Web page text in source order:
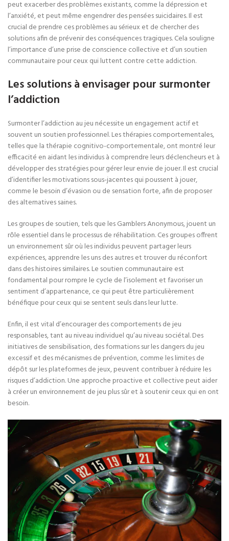
peut exacerber des problèmes existants, comme la dépression et
l’anxiété, et peut même engendrer des pensées suicidaires. Il est
crucial de prendre ces problèmes au sérieux et de chercher des
solutions afin de prévenir des conséquences tragiques. Cela souligne
l’importance d’une prise de conscience collective et d’un soutien
communautaire pour ceux qui luttent contre cette addiction.
Les solutions à envisager pour surmonter
l’addiction
Surmonter l’addiction au jeu nécessite un engagement actif et
souvent un soutien professionnel. Les thérapies comportementales,
telles que la thérapie cognitivo-comportementale, ont montré leur
efficacité en aidant les individus à comprendre leurs déclencheurs et à
développer des stratégies pour gérer leur envie de jouer. Il est crucial
d’identifier les motivations sous-jacentes qui poussent à jouer,
comme le besoin d’évasion ou de sensation forte, afin de proposer
des alternatives saines.
Les groupes de soutien, tels que les Gamblers Anonymous, jouent un
rôle essentiel dans le processus de réhabilitation. Ces groupes offrent
un environnement sûr où les individus peuvent partager leurs
expériences, apprendre les uns des autres et trouver du réconfort
dans des histoires similaires. Le soutien communautaire est
fondamental pour rompre le cycle de l’isolement et favoriser un
sentiment d’appartenance, ce qui peut être particulièrement
bénéfique pour ceux qui se sentent seuls dans leur lutte.
Enfin, il est vital d’encourager des comportements de jeu
responsables, tant au niveau individuel qu’au niveau sociétal. Des
initiatives de sensibilisation, des formations sur les dangers du jeu
excessif et des mécanismes de prévention, comme les limites de
dépôt sur les plateformes de jeux, peuvent contribuer à réduire les
risques d’addiction. Une approche proactive et collective peut aider
à créer un environnement de jeu plus sûr et à soutenir ceux qui en ont
besoin.